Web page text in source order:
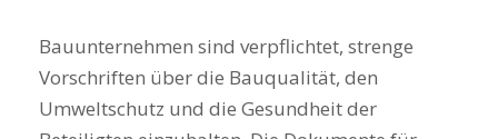
Bauunternehmen sind verpflichtet, strenge
Vorschriften über die Bauqualität, den
Umweltschutz und die Gesundheit der